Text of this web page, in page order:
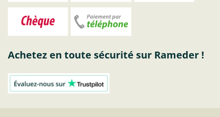
Achetez en toute sécurité sur Rameder !